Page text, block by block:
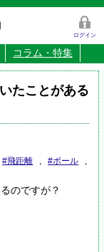
ログイン
コラム・特集
たことがある
#飛距離 , #ボール ,
のですが？